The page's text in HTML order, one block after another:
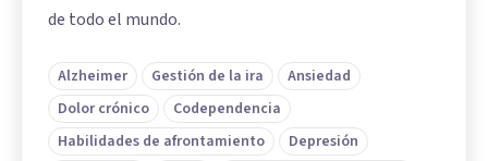
de todo el mundo.
Alzheimer Gestión de la ira
Ansiedad
Dolor crónico
Codependencia
Habilidades de afrontamiento
Depresión